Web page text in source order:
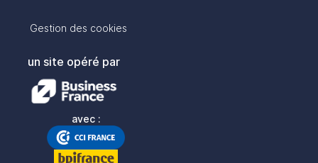
Gestion des cookies
un site opéré par
avec :